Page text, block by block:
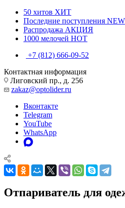
50 хитов ХИТ
Последние поступления NEW
Распродажа АКЦИЯ
1000 мелочей HOT
+7 (812) 666-09-52
Контактная информация
Лиговский пр., д. 256
zakaz@optolider.ru
Вконтакте
Telegram
YouTube
WhatsApp
Отпариватель для